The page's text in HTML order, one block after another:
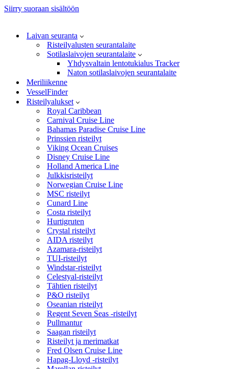
Siirry suoraan sisältöön
Laivan seuranta
Risteilyalusten seurantalaite
Sotilaslaivojen seurantalaite
Yhdysvaltain lentotukialus Tracker
Naton sotilaslaivojen seurantalaite
Meriliikenne
VesselFinder
Risteilyalukset
Royal Caribbean
Carnival Cruise Line
Bahamas Paradise Cruise Line
Prinssien risteilyt
Viking Ocean Cruises
Disney Cruise Line
Holland America Line
Julkkisristeilyt
Norwegian Cruise Line
MSC risteilyt
Cunard Line
Costa risteilyt
Hurtigruten
Crystal risteilyt
AIDA risteilyt
Azamara-risteilyt
TUI-risteilyt
Windstar-risteilyt
Celestyal-risteilyt
Tähtien risteilyt
P&O risteilyt
Oseanian risteilyt
Regent Seven Seas -risteilyt
Pullmantur
Saagan risteilyt
Risteilyt ja merimatkat
Fred Olsen Cruise Line
Hapag-Lloyd -risteilyt